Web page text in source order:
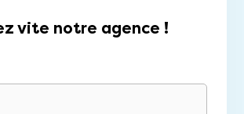
vite notre agence !